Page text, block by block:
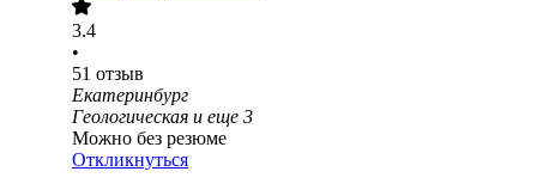
3.4
•
51 отзыв
Екатеринбург
Геологическая и еще 3
Можно без резюме
Откликнуться